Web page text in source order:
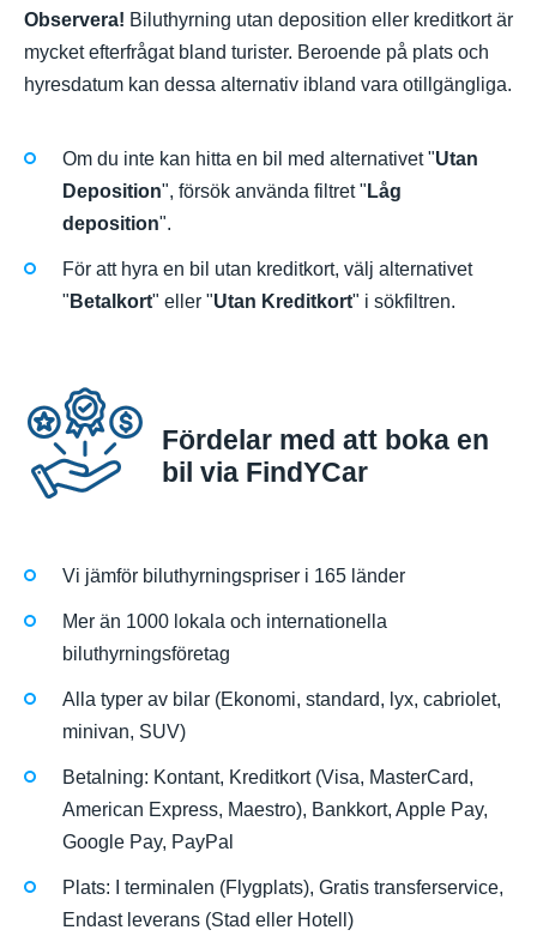
Observera! Biluthyrning utan deposition eller kreditkort är
mycket efterfrågat bland turister. Beroende på plats och
hyresdatum kan dessa alternativ ibland vara otillgängliga.
Om du inte kan hitta en bil med alternativet "Utan
Deposition", försök använda filtret " Låg
deposition".
För att hyra en bil utan kreditkort, välj alternativet
" Betalkort" eller "Utan Kreditkort" i sökfiltren.
Fördelar med att boka en
bil via FindYCar
Vi jämför biluthyrningspriser i 165 länder
Mer än 1000 lokala och internationella
biluthyrningsföretag
Alla typer av bilar (Ekonomi, standard, lyx, cabriolet,
minivan, SUV)
Betalning: Kontant, Kreditkort (Visa, MasterCard,
American Express, Maestro), Bankkort, Apple Pay,
Google Pay, PayPal
Plats: I terminalen (Flygplats), Gratis transferservice,
Endast leverans (Stad eller Hotell)